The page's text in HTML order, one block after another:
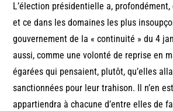
L’élection présidentielle a,
et ce dans les domaines les plus
gouvernement de la « continuité » du 4
aussi, comme une volonté de reprise en
égarées qui pensaient, plutôt, qu’elles
sanctionnées pour leur trahison. Il n’en
appartiendra à chacune d’entre elles de